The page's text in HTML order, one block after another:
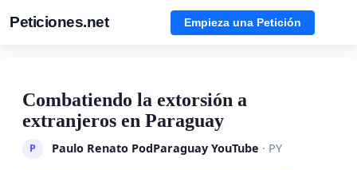
Peticiones.net Empieza una Petición
Combatiendo la extorsión a
extranjeros en Paraguay
P Paulo Renato PodParaguay YouTube · PY